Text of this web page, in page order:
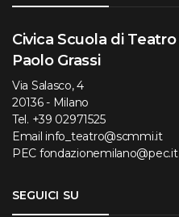
Civica Scuola di Teatro
Paolo Grassi
Via Salasco, 4
20136 - Milano
Tel. +39 02971525
Email info_teatro@scmmi.it
PEC fondazionemilano@pec.it
SEGUICI SU